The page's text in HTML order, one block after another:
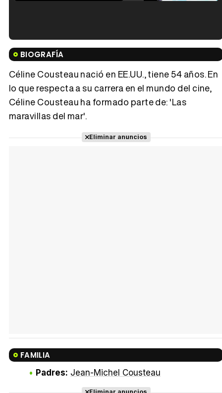
Tráiler en español de 'La isla olvidada'
BIOGRAFÍA
Céline Cousteau nació en EE.UU., tiene 54 años. En
lo que respecta a su carrera en el mundo del cine,
Céline Cousteau ha formado parte de: 'Las
maravillas del mar'.
Eliminar anuncios
FAMILIA
Padres: Jean-Michel Cousteau